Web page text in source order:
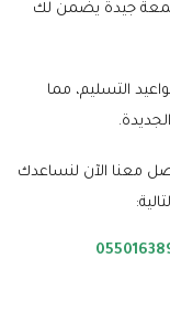
سمعة جيدة يضمن لك
التسليم، مما
معنا الآن لنساعدك